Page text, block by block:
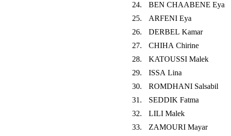
24. BEN CHAABENE Eya
25. ARFENI Eya
26. DERBEL Kamar
27. CHIHA Chirine
28. KATOUSSI Malek
29. ISSA Lina
30. ROMDHANI Salsabil
31. SEDDIK Fatma
32. LILI Malek
33. ZAMOURI Mayar